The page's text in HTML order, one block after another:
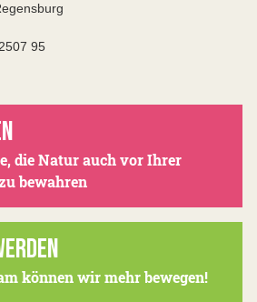
95
die Natur auch vor Ihrer
bewahren
können wir mehr bewegen!